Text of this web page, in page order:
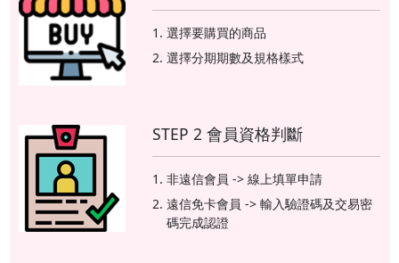
選擇要購買的商品
選擇分期期數及規格樣式
STEP 2 會員資格判斷
非遠信會員 -> 線上填單申請
遠信免卡會員 -> 輸入驗證碼及交易密
碼完成認證